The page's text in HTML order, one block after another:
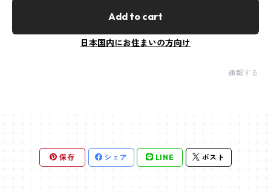
Add to cart
日本国内にお住まいの方向け
通報する
保存 シェア LINE ポスト